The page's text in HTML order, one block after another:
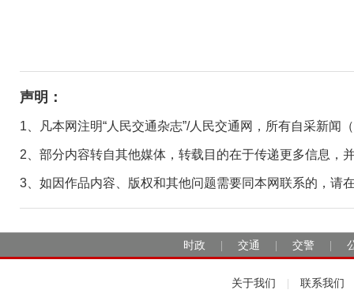
声明：
1、凡本网注明“人民交通杂志”/人民交通网，所有自采新
2、部分内容转自其他媒体，转载目的在于传递更多信息，
3、如因作品内容、版权和其他问题需要同本网联系的，请
时政 交通 交警
关于我们 联系我们